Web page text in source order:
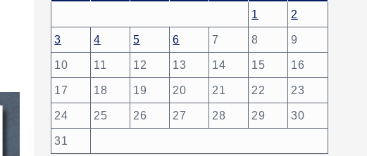
1 2
3 4 5 6 7 8 9
10 11 12 13 14 15 16
17 18 19 20 21 22 23
24 25 26 27 28 29 30
31